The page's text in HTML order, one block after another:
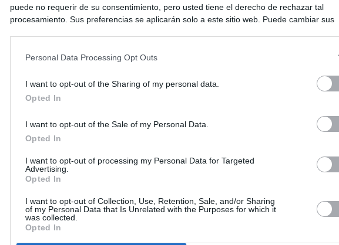
puede no requerir de su consentimiento, pero usted tiene el derecho de rechazar tal
procesamiento. Sus preferencias se aplicarán solo a este sitio web. Puede cambiar sus
Personal Data Processing Opt Outs
I want to opt-out of the Sharing of my personal data.
Opted In
I want to opt-out of the Sale of my Personal Data.
Opted In
I want to opt-out of processing my Personal Data for Targeted
Advertising.
Opted In
I want to opt-out of Collection, Use, Retention, Sale, and/or Sharing
of my Personal Data that Is Unrelated with the Purposes for which it
was collected.
Opted In
Últimas noticias
Madrid por el escándalo del ático
Herencia del escándalo Púnica y refugio de cargos del PP: así es la empresa
SOBRE
Navega
del otro